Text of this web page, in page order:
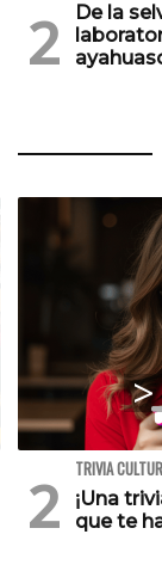
De la
TRIVIA
¡Una
que te